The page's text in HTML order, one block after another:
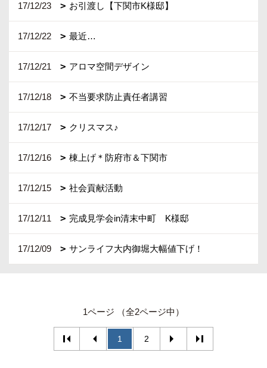
17/12/23 お引渡し【下関市K様邸】
17/12/22 最近…
17/12/21 アロマ空間デザイン
17/12/18 不当要求防止責任者講習
17/12/17 クリスマス♪
17/12/16 棟上げ＊防府市＆下関市
17/12/15 社会貢献活動
17/12/11 完成見学会in清末中町 K様邸
17/12/09 サンライフ大内御堀大幅値下げ！
1ページ （全2ページ中）
1 2